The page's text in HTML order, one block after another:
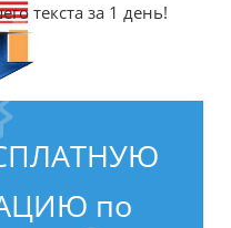
текста за 1 день!
по